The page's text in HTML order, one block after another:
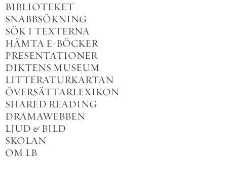
BIBLIOTEKET
SNABBSÖKNING
SÖK I TEXTERNA
HÄMTA E-BÖCKER
PRESENTATIONER
DIKTENS MUSEUM
LITTERATURKARTAN
ÖVERSÄTTARLEXIKON
SHARED READING
DRAMAWEBBEN
LJUD & BILD
SKOLAN
OM LB